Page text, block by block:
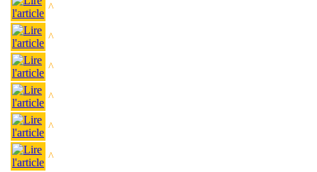
^
^
^
^
^
^